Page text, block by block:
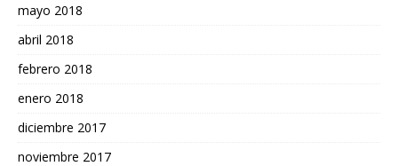
mayo 2018
abril 2018
febrero 2018
enero 2018
diciembre 2017
noviembre 2017